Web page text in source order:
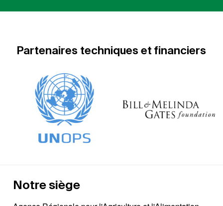
Partenaires techniques et financiers
Notre siège